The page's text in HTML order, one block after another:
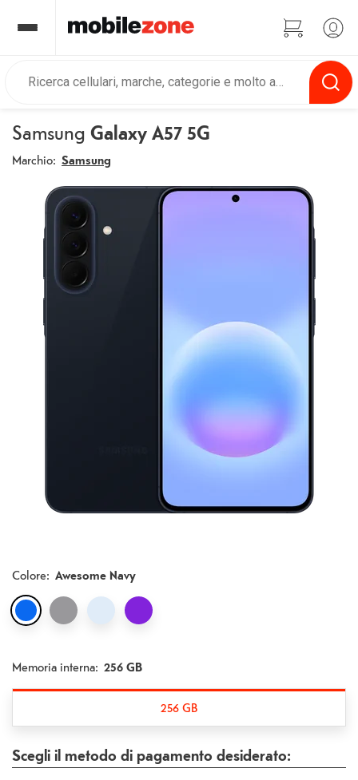
Samsung Galaxy A57 5G
Marchio: Samsung
Colore: Awesome Navy
Memoria interna: 256 GB
256 GB
Scegli il metodo di pagamento desiderato: